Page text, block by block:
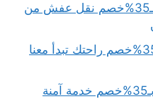
شركة نقل عفش خارج جدة بـ35%خصم نقل عفش من
نقل عفش جدة حي الصفا بـ35%خصم راحتك تبدأ معنا
نقل عفش من جدة الي مكة بـ35%خصم خدمة آمنة